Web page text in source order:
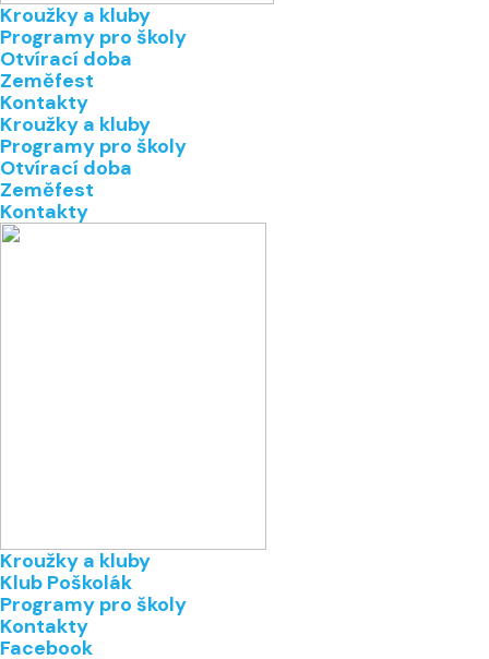
Kroužky a kluby
Programy pro školy
Otvírací doba
Zeměfest
Kontakty
Kroužky a kluby
Programy pro školy
Otvírací doba
Zeměfest
Kontakty
Kroužky a kluby
Klub Poškolák
Programy pro školy
Kontakty
Facebook